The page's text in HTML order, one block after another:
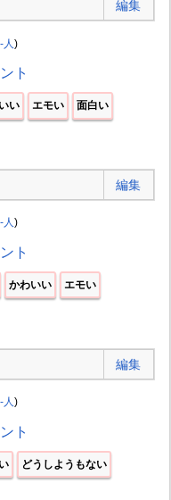
編集
-人 )
ト
い エモい 面白い
編集
-人)
ト
かわいい エモい
編集
-人)
ト
どうしようもない